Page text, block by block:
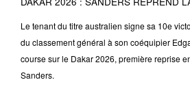
Le tenant du titre australien signe sa 10e
du classement général à son coéquipier
course sur le Dakar 2026, première reprise
Sanders.